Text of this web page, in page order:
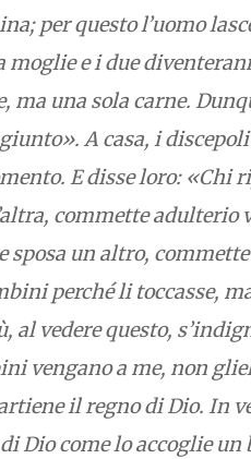
per questo l’uomo
moglie e i due
ma una sola carne.
A casa, i
E disse loro: «Chi
commette adulterio
un altro,
perché li toccasse,
al vedere questo,
vengano a me, non
il regno di Dio. In
Dio come lo accoglie